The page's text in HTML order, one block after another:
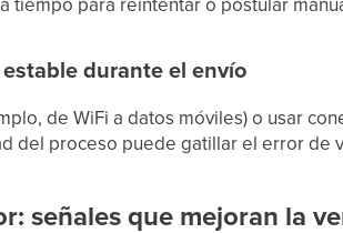
durante el envío
de WiFi a datos móviles) o usar
del proceso puede gatillar el error de
señales que mejoran la